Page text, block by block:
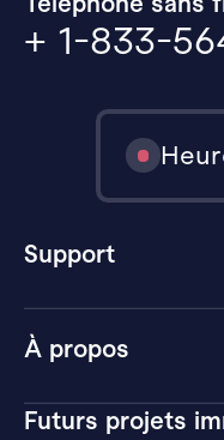
À propos
Futurs projets
+ 1-833-
Support